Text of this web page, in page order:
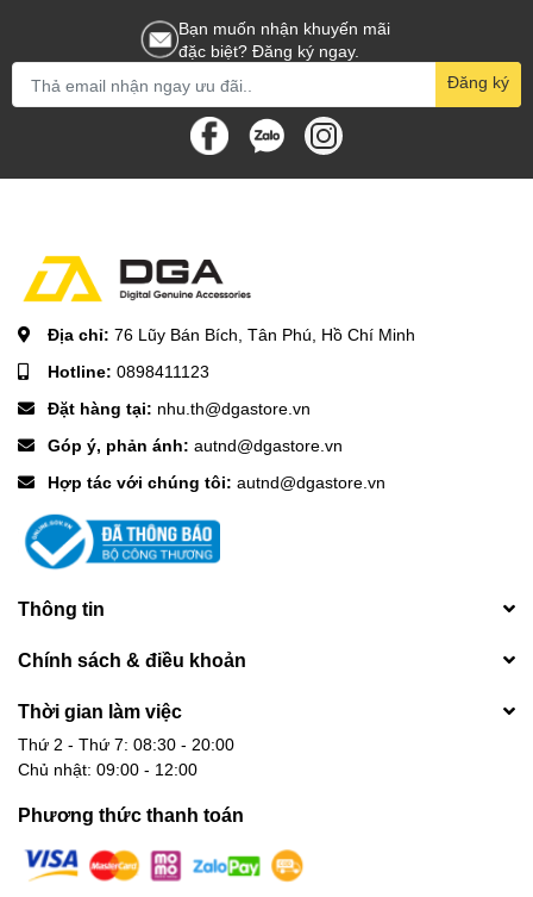
Bạn muốn nhận khuyến mãi
đặc biệt? Đăng ký ngay.
Đăng ký
Địa chỉ: 76 Lũy Bán Bích, Tân Phú, Hồ Chí Minh
Hotline: 0898411123
Đặt hàng tại: nhu.th@dgastore.vn
Góp ý, phản ánh: autnd@dgastore.vn
Hợp tác với chúng tôi: autnd@dgastore.vn
Thông tin
Chính sách & điều khoản
Thời gian làm việc
Thứ 2 - Thứ 7: 08:30 - 20:00
Chủ nhật: 09:00 - 12:00
Phương thức thanh toán